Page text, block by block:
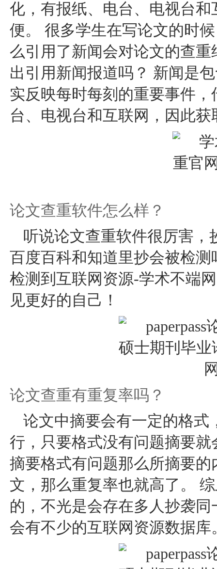
化，有报纸、电台、电视台
便。 很多学生在写论文的时
么引用了新闻会对论文的查
出引用新闻报道吗？ 新闻是
实反映每时每刻的重要事件
台、电视台和互联网，因此
论文查重软件怎么样？
听说论文查重软件很厉害，
百度百科和知道里抄会被检
检测到互联网资源-学术不端
见更好的自己！
论文查重有重复率吗？
论文中摘要会有一定的格式
行，只要格式没有问题摘要
摘要格式有问题那么所摘要
文，那么重复率也就高了。
的，不光是会存在多人抄袭
会有不少的互联网资源数据库